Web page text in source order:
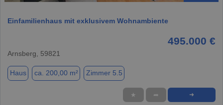
Einfamilienhaus mit exklusivem Wohnambiente
495.000 €
Arnsberg, 59821
Haus ca. 200,00 m² Zimmer 5.5
★ ➦ ➜